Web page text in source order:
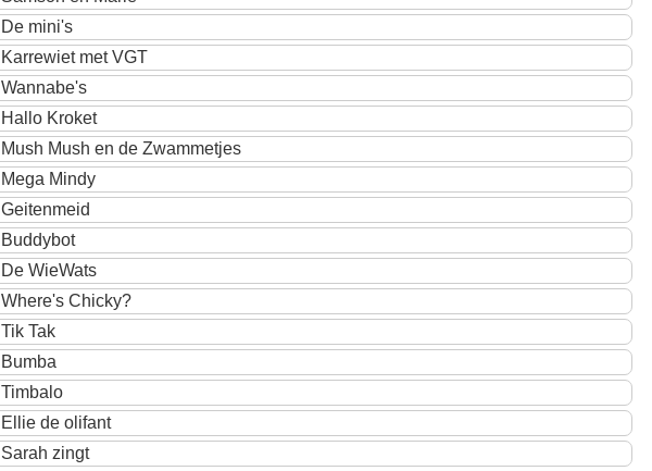
De mini's
Karrewiet met VGT
Wannabe's
Hallo Kroket
Mush Mush en de Zwammetjes
Mega Mindy
Geitenmeid
Buddybot
De WieWats
Where's Chicky?
Tik Tak
Bumba
Timbalo
Ellie de olifant
Sarah zingt